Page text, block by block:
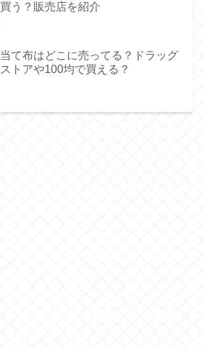
買う？販売店を紹介
当て布はどこに売ってる？ドラッグ
ストアや100均で買える？